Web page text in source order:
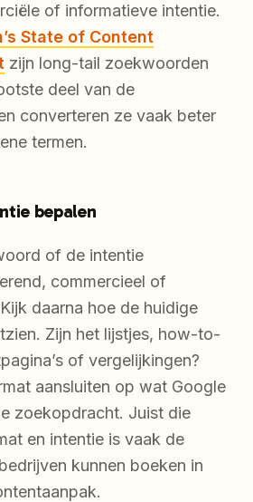
of informatieve intentie.
State of Content
zijn long-tail zoekwoorden
deel van de
converteren ze vaak beter
termen.
bepalen
of de intentie
commercieel of
daarna hoe de huidige
Zijn het lijstjes, how-to-
of vergelijkingen?
aansluiten op wat Google
zoekopdracht. Juist die
en intentie is vaak de
kunnen boeken in